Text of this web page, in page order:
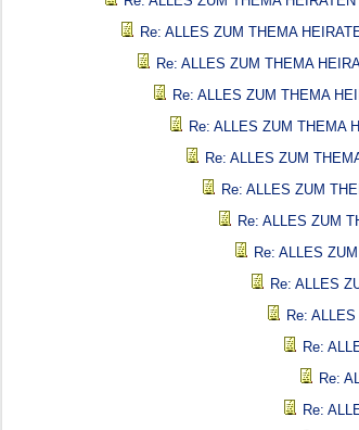
Re: ALLES ZUM THEMA
Re: ALLES ZUM THEMA
Re: ALLES ZUM THEMA
Re: ALLES ZUM THEMA
Re: ALLES ZUM
Re: ALLES ZUM
Re: ALLES ZUM
Re: ALLES
Re: ALLES
Re:
Re:
Re:
Re: